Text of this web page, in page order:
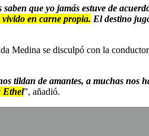
que yo jamás estuve de
en carne propia. El destino
Medina se disculpó con la
tildan de amantes, a muchas nos
Ethel”, añadió.